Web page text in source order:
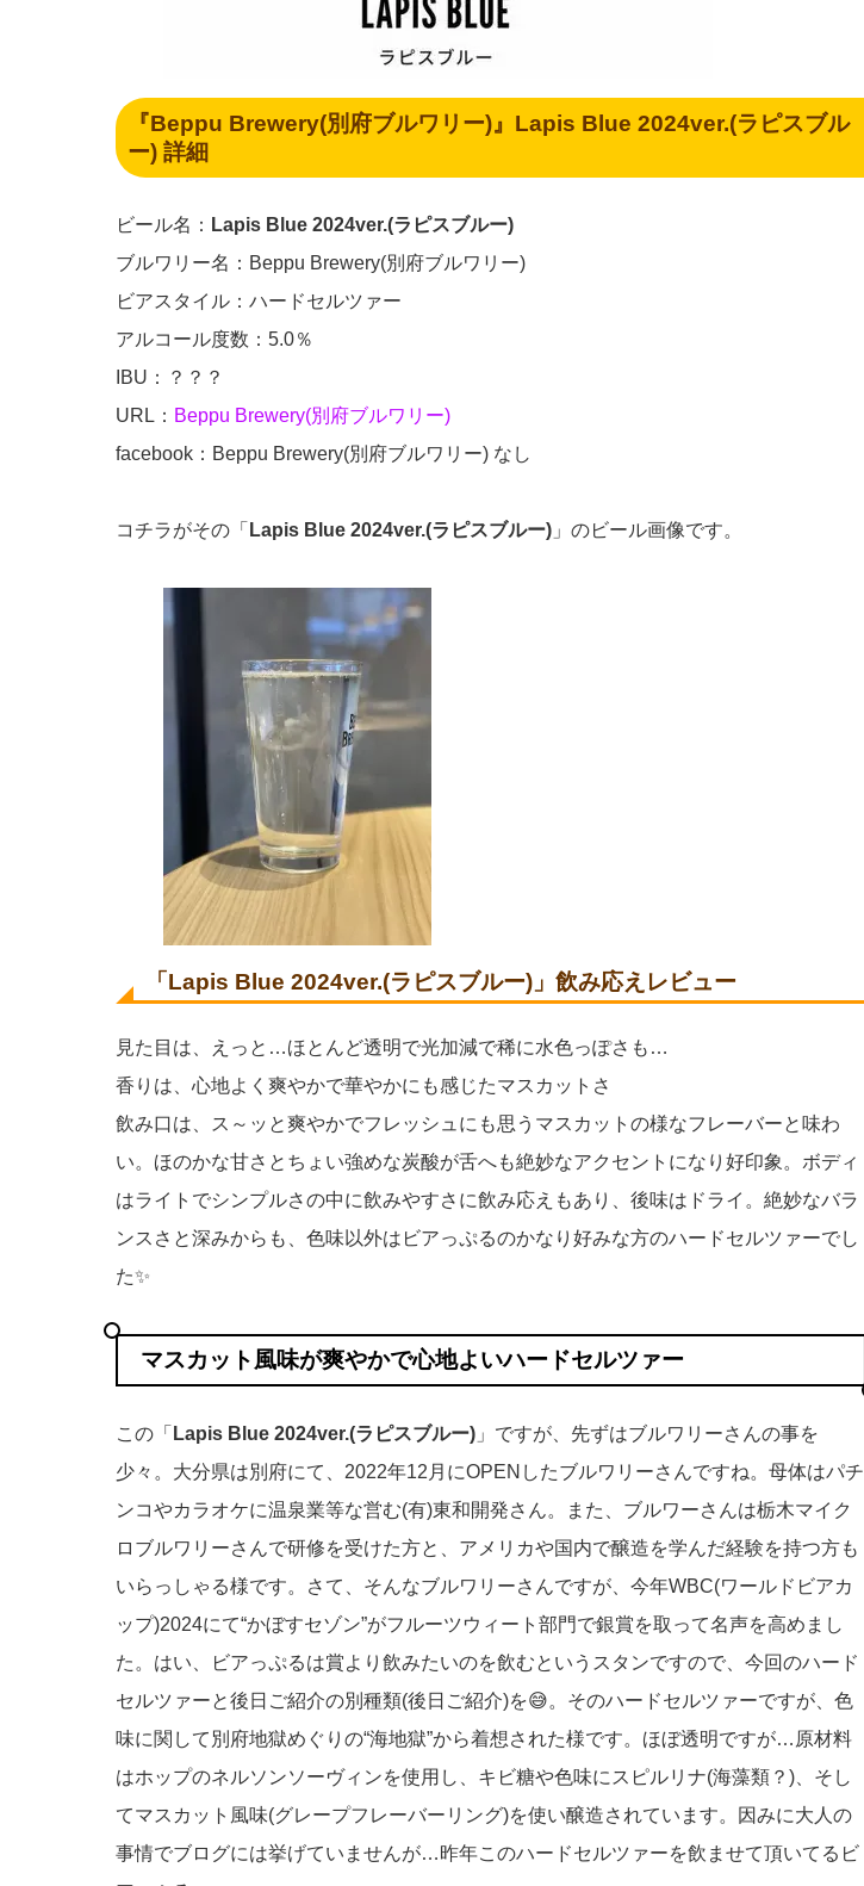
『Beppu Brewery(別府ブルワリー)』Lapis Blue 2024ver.(ラピスブル
ー) 詳細
ビール名： Lapis Blue 2024ver.(ラピスブルー)
ブルワリー名：Beppu Brewery(別府ブルワリー)
ビアスタイル：ハードセルツァー
アルコール度数：5.0％
IBU：？？？
URL： Beppu Brewery(別府ブルワリー)
facebook：Beppu Brewery(別府ブルワリー) なし
コチラがその「 Lapis Blue 2024ver.(ラピスブルー) 」のビール画像です。
「Lapis Blue 2024ver.(ラピスブルー)」飲み応えレビュー
見た目は、えっと…ほとんど透明で光加減で稀に水色っぽさも…
香りは、心地よく爽やかで華やかにも感じたマスカットさ
飲み口は、ス～ッと爽やかでフレッシュにも思うマスカットの様なフレーバーと味わ
い。ほのかな甘さとちょい強めな炭酸が舌へも絶妙なアクセントになり好印象。ボディ
はライトでシンプルさの中に飲みやすさに飲み応えもあり、後味はドライ。絶妙なバラ
ンスさと深みからも、色味以外はビアっぷるのかなり好みな方のハードセルツァーでし
た✨
マスカット風味が爽やかで心地よいハードセルツァー
この「 Lapis Blue 2024ver.(ラピスブルー) 」ですが、先ずはブルワリーさんの事を
少々。大分県は別府にて、2022年12月にOPENしたブルワリーさんですね。母体はパチ
ンコやカラオケに温泉業等な営む(有)東和開発さん。また、ブルワーさんは栃木マイク
ロブルワリーさんで研修を受けた方と、アメリカや国内で醸造を学んだ経験を持つ方も
いらっしゃる様です。さて、そんなブルワリーさんですが、今年WBC(ワールドビアカ
ップ)2024にて“かぼすセゾン”がフルーツウィート部門で銀賞を取って名声を高めまし
た。はい、ビアっぷるは賞より飲みたいのを飲むというスタンですので、今回のハード
セルツァーと後日ご紹介の別種類(後日ご紹介)を😅。そのハードセルツァーですが、色
味に関して別府地獄めぐりの“海地獄”から着想された様です。ほぼ透明ですが…原材料
はホップのネルソンソーヴィンを使用し、キビ糖や色味にスピルリナ(海藻類？)、そし
てマスカット風味(グレープフレーバーリング)を使い醸造されています。因みに大人の
事情でブログには挙げていませんが…昨年このハードセルツァーを飲ませて頂いてるビ